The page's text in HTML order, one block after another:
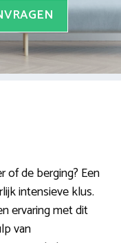
of de berging? Een
intensieve klus.
ervaring met dit
van